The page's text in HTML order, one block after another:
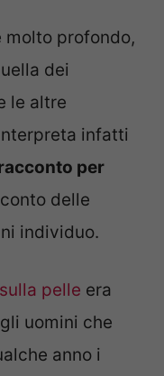
molto profondo,
dei
le altre
infatti
per
delle
individuo.
pelle era
uomini che
anno i